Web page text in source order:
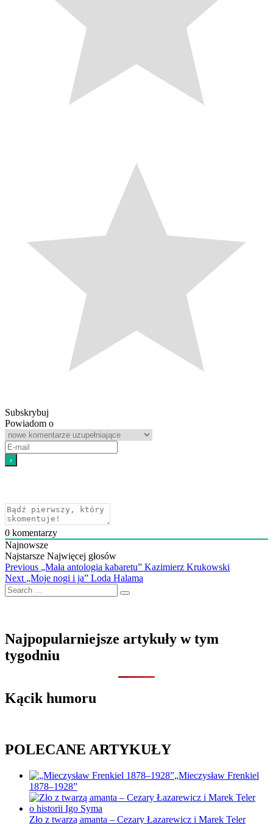
Subskrybuj
Powiadom o
0 komentarzy
Najnowsze
Najstarsze Najwięcej głosów
Nawigacja
wpisu
Previous
Previous
post:
„Mała antologia kabaretu” Kazimierz Krukowski
Next
Next
post:
„Moje nogi i ja” Loda Halama
Search
…
Najpopularniejsze artykuły w tym
tygodniu
Kącik humoru
POLECANE ARTYKUŁY
„Mieczysław Frenkiel
1878–1928”
Zło z twarzą amanta – Cezary Łazarewicz i Marek Teler